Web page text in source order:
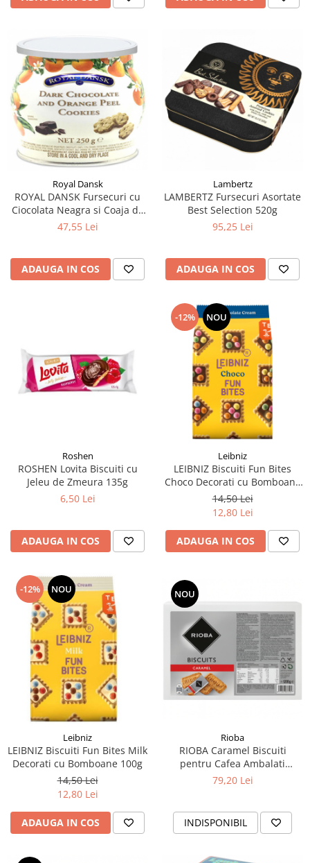
Royal Dansk
ROYAL DANSK Fursecuri cu
Ciocolata Neagra si Coaja de
Portocale 250g
47,55 Lei
ADAUGA IN COS
Lambertz
LAMBERTZ Fursecuri Asortate
Best Selection 520g
95,25 Lei
ADAUGA IN COS
Roshen
ROSHEN Lovita Biscuiti cu
Jeleu de Zmeura 135g
6,50 Lei
ADAUGA IN COS
-12% NOU
Leibniz
LEIBNIZ Biscuiti Fun Bites
Choco Decorati cu Bomboane
de Ciocolata 100g
14,50 Lei
12,80 Lei
ADAUGA IN COS
-12% NOU
Leibniz
LEIBNIZ Biscuiti Fun Bites Milk
Decorati cu Bomboane 100g
14,50 Lei
12,80 Lei
ADAUGA IN COS
NOU
Rioba
RIOBA Caramel Biscuiti
pentru Cafea Ambalati
Individual 250buc 1200g
79,20 Lei
INDISPONIBIL